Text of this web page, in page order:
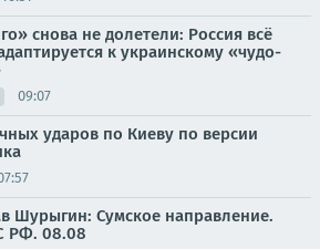
снова не долетели: Россия всё
к украинскому «чудо-
09:07
ударов по Киеву по версии
Шурыгин: Сумское направление.
РФ. 08.08